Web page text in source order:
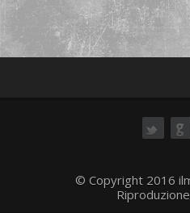
© Copyright 2016